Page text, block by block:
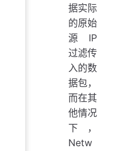
据实际
的原始
源 IP
过滤传
入的数
据包，
而在其
他情况
下，
Netw